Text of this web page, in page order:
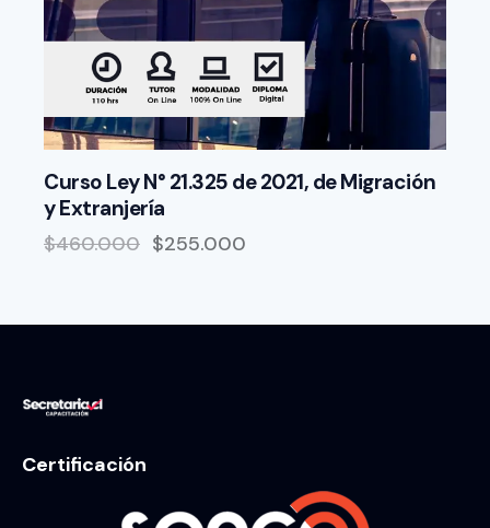
Curso Ley N° 21.325 de 2021, de Migración
y Extranjería
$460.000 $255.000
Certificación